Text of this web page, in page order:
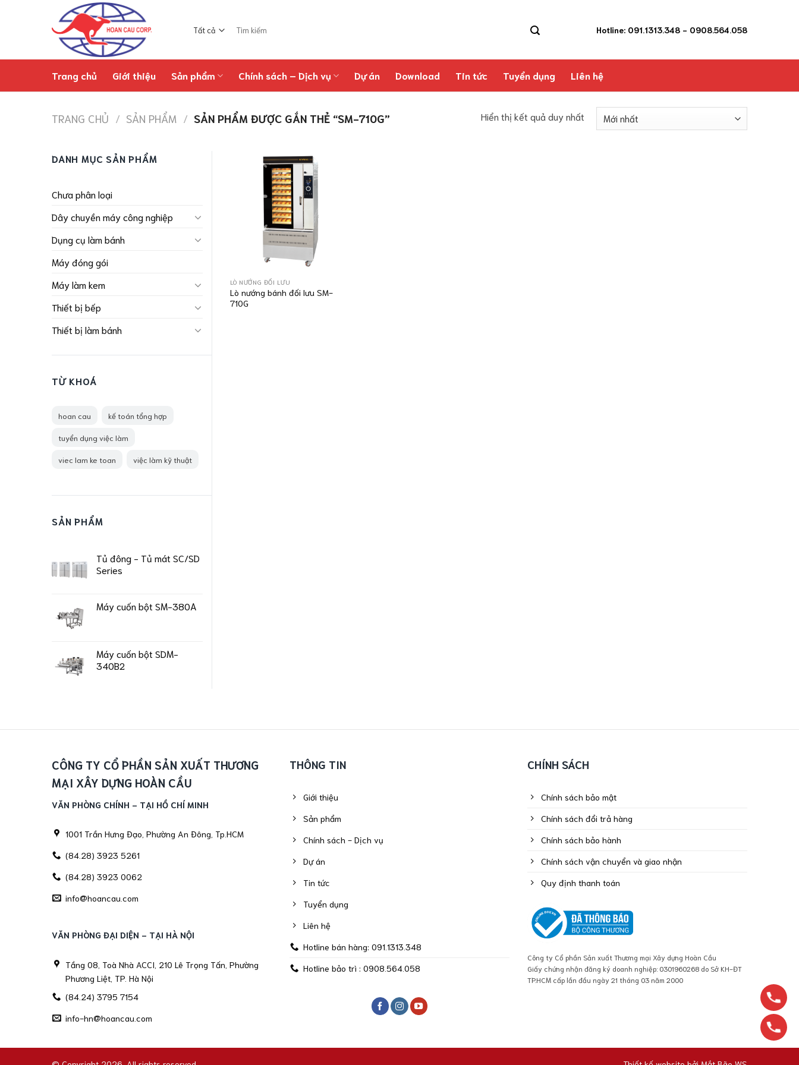
kiếm:
Hotline: 091.1313.348 - 0908.564.058
Trang chủ Giới thiệu Sản phẩm Chính sách – Dịch vụ Dự án Download Tin tức Tuyển dụng Liên hệ
TRANG CHỦ / SẢN PHẨM / SẢN PHẨM ĐƯỢC GẮN THẺ “SM-710G” Hiển thị kết quả duy nhất
DANH MỤC SẢN PHẨM
Chưa phân loại
Dây chuyền máy công nghiệp
Dụng cụ làm bánh
Máy đóng gói
Máy làm kem
Thiết bị bếp
Thiết bị làm bánh
TỪ KHOÁ
hoan cau kế toán tổng hợp
tuyển dụng việc làm
viec lam ke toan việc làm kỹ thuật
SẢN PHẨM
Tủ đông - Tủ mát SC/SD
Series
Máy cuốn bột SM-380A
Máy cuốn bột SDM-
340B2
LÒ NƯỚNG ĐỐI LƯU
Lò nướng bánh đối lưu SM-
710G
CÔNG TY CỔ PHẦN SẢN XUẤT THƯƠNG
MẠI XÂY DỰNG HOÀN CẦU
VĂN PHÒNG CHÍNH - TẠI HỒ CHÍ MINH
1001 Trần Hưng Đạo, Phường An Đông, Tp.HCM
(84.28) 3923 5261
(84.28) 3923 0062
info@hoancau.com
VĂN PHÒNG ĐẠI DIỆN - TẠI HÀ NỘI
Tầng 08, Toà Nhà ACCI, 210 Lê Trọng Tấn, Phường
Phương Liệt, TP. Hà Nội
(84.24) 3795 7154
info-hn@hoancau.com
THÔNG TIN
Giới thiệu
Sản phẩm
Chính sách - Dịch vụ
Dự án
Tin tức
Tuyển dụng
Liên hệ
Hotline bán hàng: 091.1313.348
Hotline bảo trì : 0908.564.058
CHÍNH SÁCH
Chính sách bảo mật
Chính sách đổi trả hàng
Chính sách bảo hành
Chính sách vận chuyển và giao nhận
Quy định thanh toán
Công ty Cổ phần Sản xuất Thương mại Xây dựng Hoàn Cầu
Giấy chứng nhận đăng ký doanh nghiệp: 0301960268 do Sở KH-ĐT
TP.HCM cấp lần đầu ngày 21 tháng 03 năm 2000